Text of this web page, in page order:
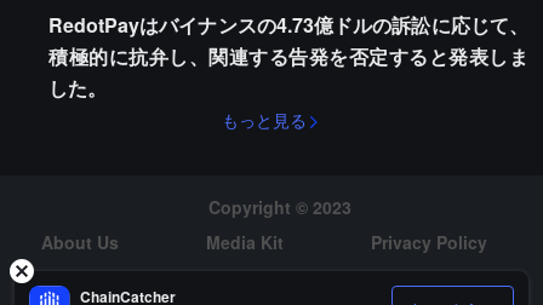
RedotPayはバイナンスの4.73億ドルの訴訟に応じて、
積極的に抗弁し、関連する告発を否定すると発表しま
した。
もっと見る
Copyright © 2023
About Us
Media Kit
Privacy Policy
Risk Warning
Hiring
ChainCatcher